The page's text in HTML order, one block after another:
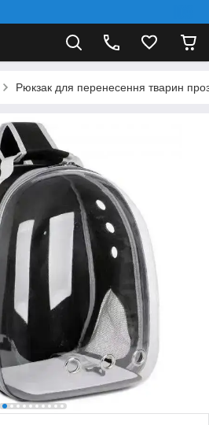
Рюкзак для перенесення тварин